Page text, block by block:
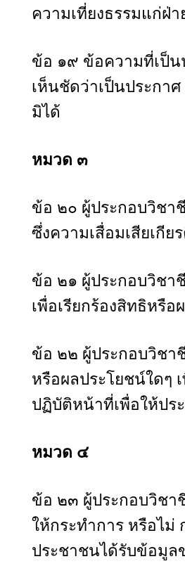
ความเที่ยงธรรมแก่ฝ่
ข้อ ๑๙ ข้อความที่เป็
เห็นชัดว่าเป็นประกา
มิได้
หมวด ๓
ข้อ ๒๐ ผู้ประกอบวิชา
ซึ่งความเสื่อมเสียเกี
ข้อ ๒๑ ผู้ประกอบวิช
เพื่อเรียกร้องสิทธิหรื
ข้อ ๒๒ ผู้ประกอบวิชา
หรือผลประโยชน์ใดๆ
ปฏิบัติหน้าที่เพื่อให้ปร
หมวด ๔
ข้อ ๒๓ ผู้ประกอบวิชา
ให้กระทำการ หรือไ
ประชาชนได้รับข้อมูล